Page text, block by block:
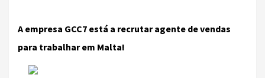
A empresa GCC7 está a recrutar agente de vendas
para trabalhar em Malta!